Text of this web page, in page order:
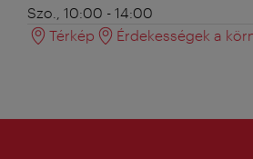
Szo., 10:00 - 14:00
Térkép
Érdekességek a